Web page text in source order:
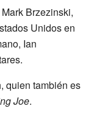
Brzezinski,
Unidos en
Ian
quien también es
Joe.